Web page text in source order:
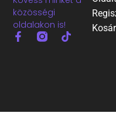
közösségi
oldalakon is!
Kosár